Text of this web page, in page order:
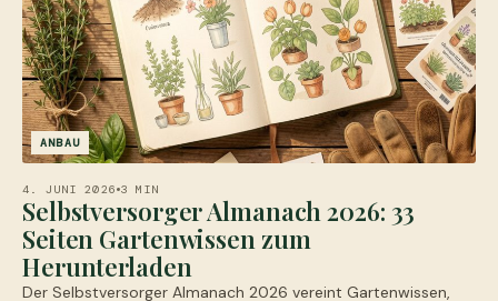
ANBAU
4. JUNI 2026 3 MIN
Selbstversorger Almanach 2026: 33
Seiten Gartenwissen zum
Herunterladen
Der Selbstversorger Almanach 2026 vereint Gartenwissen,